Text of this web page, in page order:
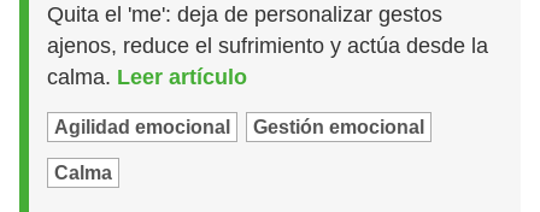
Quita el 'me': deja de personalizar gestos
ajenos, reduce el sufrimiento y actúa desde la
calma. Leer artículo
Agilidad emocional Gestión emocional
Calma